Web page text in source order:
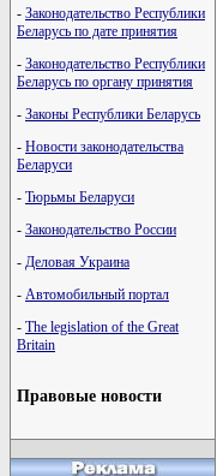
- Законодательство Республики
Беларусь по дате принятия
- Законодательство Республики
Беларусь по органу принятия
- Законы Республики Беларусь
- Новости законодательства
Беларуси
- Тюрьмы Беларуси
- Законодательство России
- Деловая Украина
- Автомобильный портал
- The legislation of the Great
Britain
Правовые новости